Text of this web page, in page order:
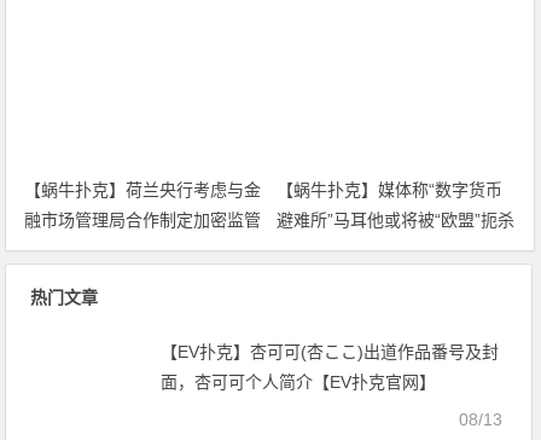
【蜗牛扑克】荷兰央行考虑与金
融市场管理局合作制定加密监管
规则
【蜗牛扑克】媒体称“数字货币
避难所”马耳他或将被“欧盟”扼杀
热门文章
【EV扑克】杏可可(杏ここ)出道作品番号及封
面，杏可可个人简介【EV扑克官网】
08/13